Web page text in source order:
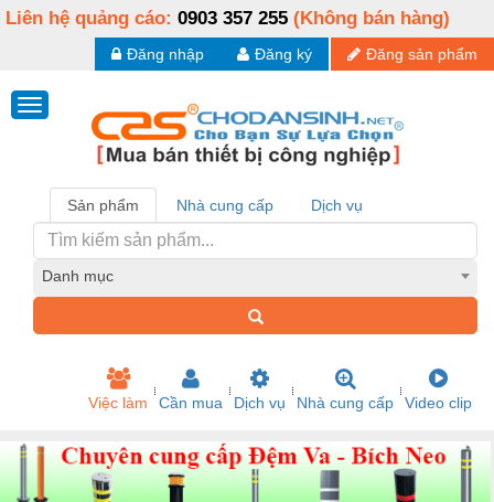
Liên hệ quảng cáo: 0903 357 255 (Không bán hàng)
Đăng sản phẩm
Đăng ký
Đăng nhập
Sản phẩm Nhà cung cấp Dịch vụ
Danh mục
Việc làm Cần mua Dịch vụ Nhà cung cấp Video clip